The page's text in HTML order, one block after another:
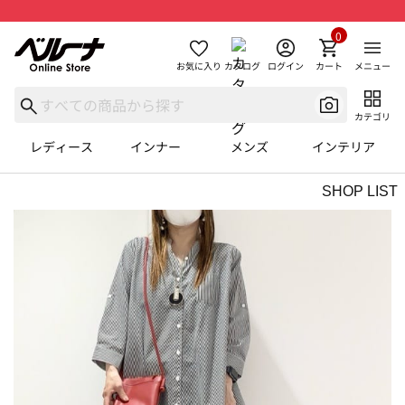
お気に入り カタログ ログイン カート
0
メニュー
カテゴリ
レディース インナー メンズ インテリア
SHOP LIST